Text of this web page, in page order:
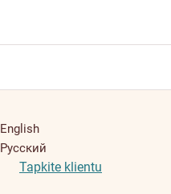
English
Русский
Tapkite klientu